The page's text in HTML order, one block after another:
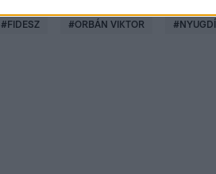
#FIDESZ #ORBÁN VIKTOR #